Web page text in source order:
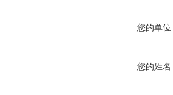
您的单位
您的姓名